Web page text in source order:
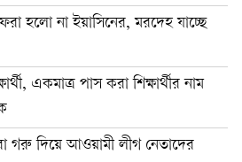
হলো না ইয়াসিনের, মরদেহ যাচ্ছে
একমাত্র পাস করা শিক্ষার্থীর নাম
গরু দিয়ে আওয়ামী লীগ নেতাদের